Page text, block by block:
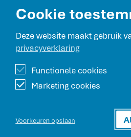
Projecten
Werken bij Beentjes GWW
Werknemers­portaal
Cookie
Deze website maakt gebruik
privacyverklaring
Functionele cookies
Marketing cookies
Voorkeuren opslaan